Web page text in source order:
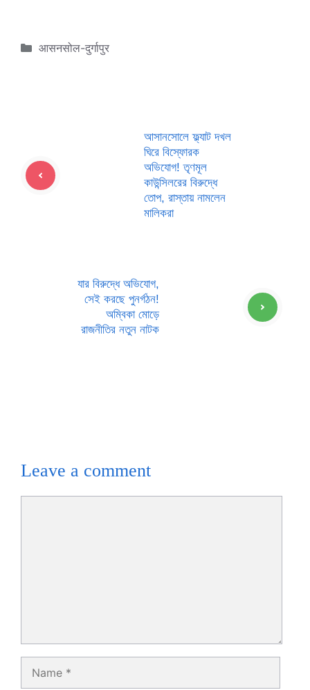
Categories
आसनसोल-दुर्गापुर
আসানসোলে ফ্ল্যাট দখল
ঘিরে বিস্ফোরক
অভিযোগ! তৃণমূল
কাউন্সিলরের বিরুদ্ধে
তোপ, রাস্তায় নামলেন
মালিকরা
যার বিরুদ্ধে অভিযোগ,
সেই করছে পুনর্গঠন!
অম্বিকা মোড়ে
রাজনীতির নতুন নাটক
Leave a comment
Name